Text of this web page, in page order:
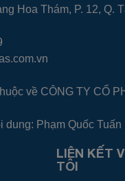
Hoa Thám, P. 12, Q.
về CÔNG TY CỔ
dung: Phạm Quốc Tuấn
LIÊN KẾT
TÔI